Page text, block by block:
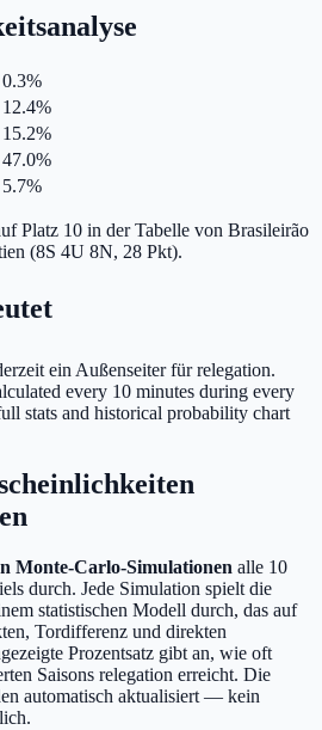
0.3%
12.4%
15.2%
47.0%
5.7%
Platz 10 in der Tabelle von Brasileirão
(8S 4U 8N, 28 Pkt).
ein Außenseiter für relegation.
every 10 minutes during every
stats and historical probability chart
Monte-Carlo-Simulationen alle 10
durch. Jede Simulation spielt die
statistischen Modell durch, das auf
Tordifferenz und direkten
Prozentsatz gibt an, wie oft
Saisons relegation erreicht. Die
automatisch aktualisiert — kein